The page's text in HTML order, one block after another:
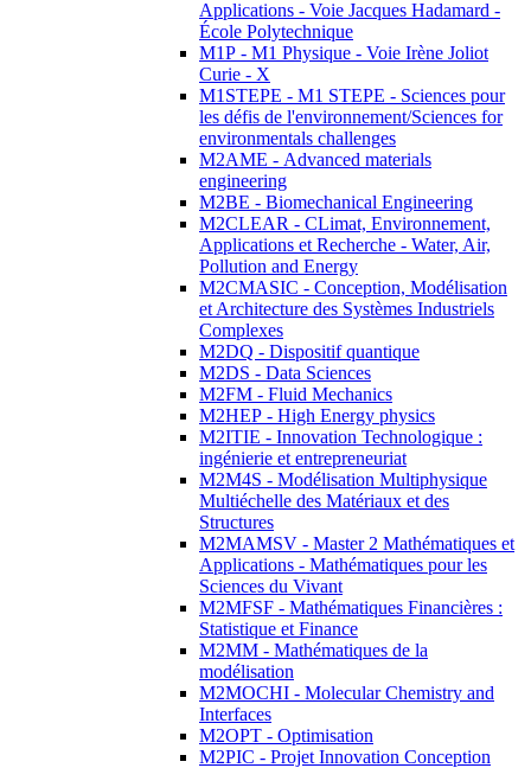
Applications - Voie Jacques Hadamard -
École Polytechnique
M1P - M1 Physique - Voie Irène Joliot
Curie - X
M1STEPE - M1 STEPE - Sciences pour
les défis de l'environnement/Sciences for
environmentals challenges
M2AME - Advanced materials
engineering
M2BE - Biomechanical Engineering
M2CLEAR - CLimat, Environnement,
Applications et Recherche - Water, Air,
Pollution and Energy
M2CMASIC - Conception, Modélisation
et Architecture des Systèmes Industriels
Complexes
M2DQ - Dispositif quantique
M2DS - Data Sciences
M2FM - Fluid Mechanics
M2HEP - High Energy physics
M2ITIE - Innovation Technologique :
ingénierie et entrepreneuriat
M2M4S - Modélisation Multiphysique
Multiéchelle des Matériaux et des
Structures
M2MAMSV - Master 2 Mathématiques et
Applications - Mathématiques pour les
Sciences du Vivant
M2MFSF - Mathématiques Financières :
Statistique et Finance
M2MM - Mathématiques de la
modélisation
M2MOCHI - Molecular Chemistry and
Interfaces
M2OPT - Optimisation
M2PIC - Projet Innovation Conception